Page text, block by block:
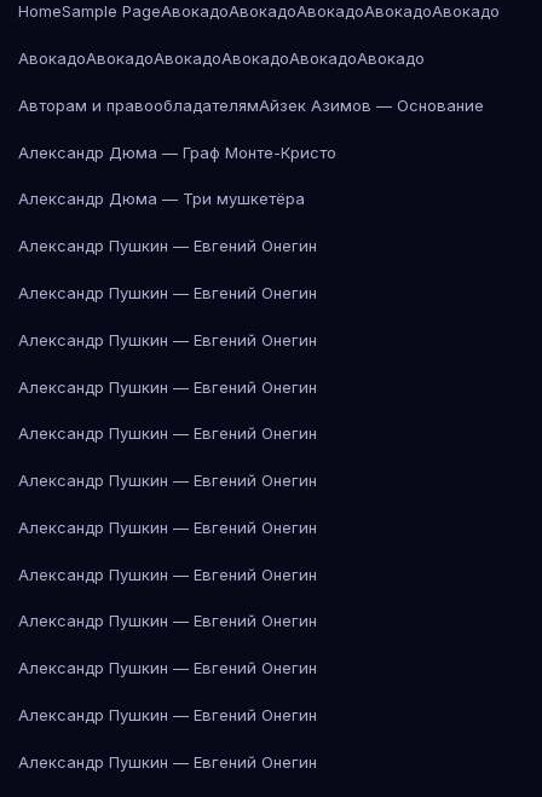
HomeSample PageАвокадоАвокадоАвокадоАвокадоАвокадо
АвокадоАвокадоАвокадоАвокадоАвокадоАвокадо
Авторам и правообладателямАйзек Азимов — Основание
Александр Дюма — Граф Монте-Кристо
Александр Дюма — Три мушкетёра
Александр Пушкин — Евгений Онегин
Александр Пушкин — Евгений Онегин
Александр Пушкин — Евгений Онегин
Александр Пушкин — Евгений Онегин
Александр Пушкин — Евгений Онегин
Александр Пушкин — Евгений Онегин
Александр Пушкин — Евгений Онегин
Александр Пушкин — Евгений Онегин
Александр Пушкин — Евгений Онегин
Александр Пушкин — Евгений Онегин
Александр Пушкин — Евгений Онегин
Александр Пушкин — Евгений Онегин